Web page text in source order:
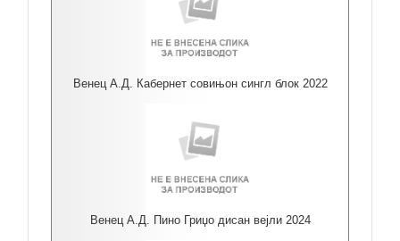
Венец А.Д. Кабернет совињон сингл блок 2022
Венец А.Д. Пино Гриџо дисан вејли 2024